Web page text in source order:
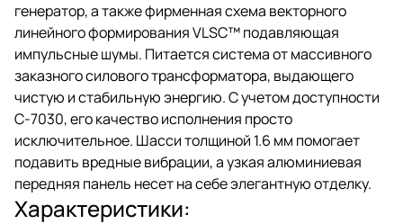
генератор, а также фирменная схема векторного
линейного формирования VLSC™ подавляющая
импульсные шумы. Питается система от массивного
заказного силового трансформатора, выдающего
чистую и стабильную энергию. С учетом доступности
C-7030, его качество исполнения просто
исключительное. Шасси толщиной 1.6 мм помогает
подавить вредные вибрации, а узкая алюминиевая
передняя панель несет на себе элегантную отделку.
Характеристики: